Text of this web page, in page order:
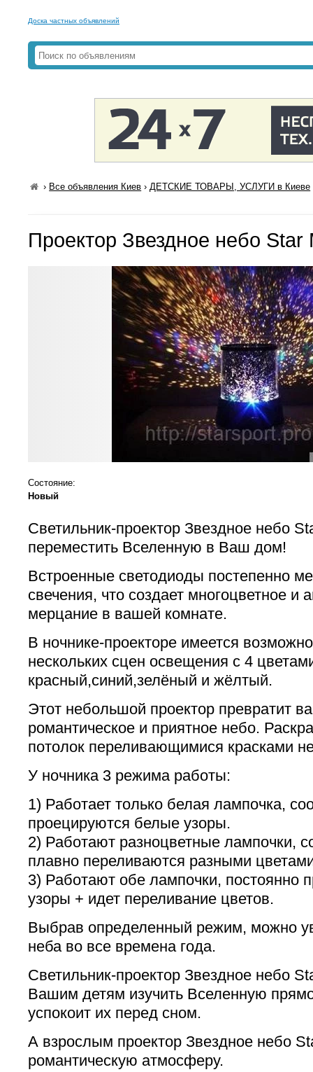
Доска частных объявлений
› Все объявления Киев ›ДЕТСКИЕ ТОВАРЫ, УСЛУГИ в Киеве
Проектор Звездное небо Star
Состояние:
Новый
Светильник-проектор Звездное небо
переместить Вселенную в Ваш дом!
Встроенные светодиоды постепенно
свечения, что создает многоцветное и
мерцание в вашей комнате.
В ночнике-проекторе имеется
нескольких сцен освещения с 4
красный,синий,зелёный и жёлтый.
Этот небольшой проектор превратит
романтическое и приятное небо.
потолок переливающимися красками
У ночника 3 режима работы:
1) Работает только белая лампочка,
проецируются белые узоры.
2) Работают разноцветные лампочки,
плавно переливаются разными
3) Работают обе лампочки, постоянно
узоры + идет переливание цветов.
Выбрав определенный режим, можно
неба во все времена года.
Светильник-проектор Звездное небо
Вашим детям изучить Вселенную
успокоит их перед сном.
А взрослым проектор Звездное небо
романтическую атмосферу.